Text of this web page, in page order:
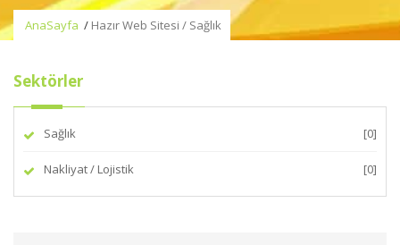
AnaSayfa / Hazır Web Sitesi / Sağlık
Sektörler
Sağlık [0]
Nakliyat / Lojistik [0]